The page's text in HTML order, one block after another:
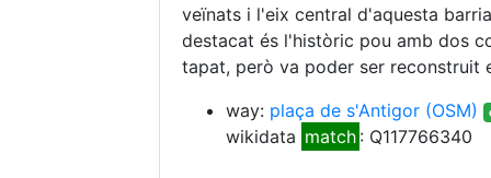
veïnats i l'eix central d'aquesta
destacat és l'històric pou amb dos
tapat, però va poder ser reconstruit
way: plaça de s'Antigor (OSM)
wikidata match : Q117766340